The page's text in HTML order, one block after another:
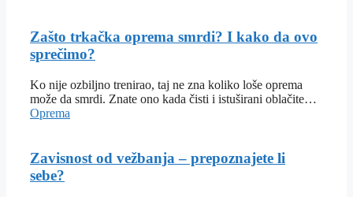
Zašto trkačka oprema smrdi? I kako da ovo
sprečimo?
Ko nije ozbiljno trenirao, taj ne zna koliko loše oprema
može da smrdi. Znate ono kada čisti i istuširani oblačite…
Oprema
Zavisnost od vežbanja – prepoznajete li
sebe?